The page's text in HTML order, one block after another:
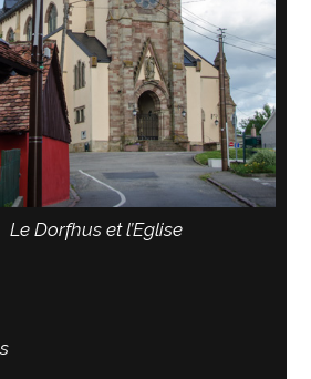
Le Dorfhus et l’Eglise